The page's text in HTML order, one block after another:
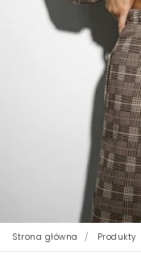
Strona główna Produkty